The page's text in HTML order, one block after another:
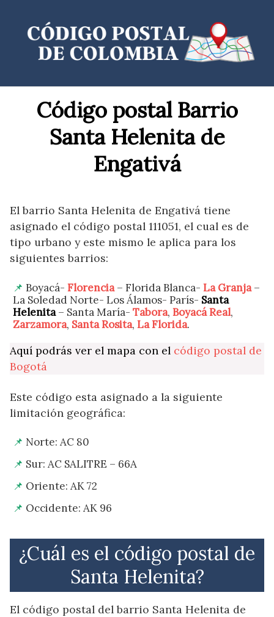
contenido
Código postal Barrio
Santa Helenita de
Engativá
El barrio Santa Helenita de Engativá tiene
asignado el código postal 111051, el cual es de
tipo urbano y este mismo le aplica para los
siguientes barrios:
Boyacá- Florencia– Florida Blanca- La Granja–
La Soledad Norte- Los Álamos- París- Santa
Helenita– Santa María- Tabora, Boyacá Real,
Zarzamora, Santa Rosita, La Florida.
Aquí podrás ver el mapa con el código postal de
Bogotá
Este código esta asignado a la siguiente
limitación geográfica:
Norte: AC 80
Sur: AC SALITRE – 66A
Oriente: AK 72
Occidente: AK 96
¿Cuál es el código postal de
Santa Helenita?
El código postal del barrio Santa Helenita de